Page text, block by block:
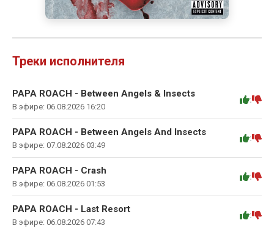
Треки исполнителя
PAPA ROACH - Between Angels & Insects
В эфире: 06.08.2026 16:20
:
PAPA ROACH - Between Angels And Insects
В эфире: 07.08.2026 03:49
:
PAPA ROACH - Crash
В эфире: 06.08.2026 01:53
:
PAPA ROACH - Last Resort
В эфире: 06.08.2026 07:43
: